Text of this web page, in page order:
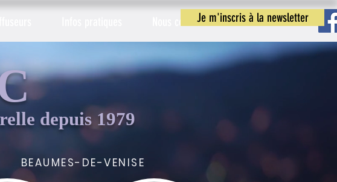
Je m'inscris à la newsletter
Nous contacter
depuis 1979
BEAUMES-DE-VENISE